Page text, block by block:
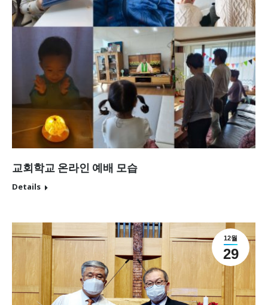
교회학교 온라인 예배 모습
Details
12월
29